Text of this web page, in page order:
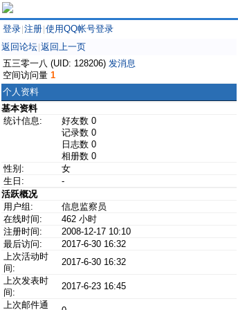
登录 注册 使用QQ帐号登录
返回论坛 返回上一页
五三零一八 (UID: 128206) 发消息
空间访问量 1
个人资料
基本资料
统计信息:
好友数 0
记录数 0
日志数 0
相册数 0
性别:
女
生日:
-
活跃概况
用户组:
信息监察员
在线时间:
462 小时
注册时间:
2008-12-17 10:10
最后访问:
2017-6-30 16:32
上次活动时
间:
2017-6-30 16:32
上次发表时
间:
2017-6-23 16:45
上次邮件通